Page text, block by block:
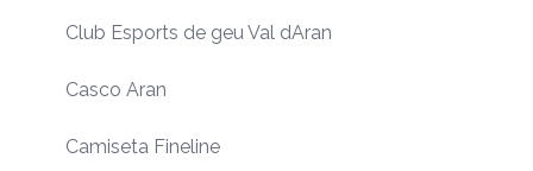
Club Esports de geu Val dAran
Casco Aran
Camiseta Fineline